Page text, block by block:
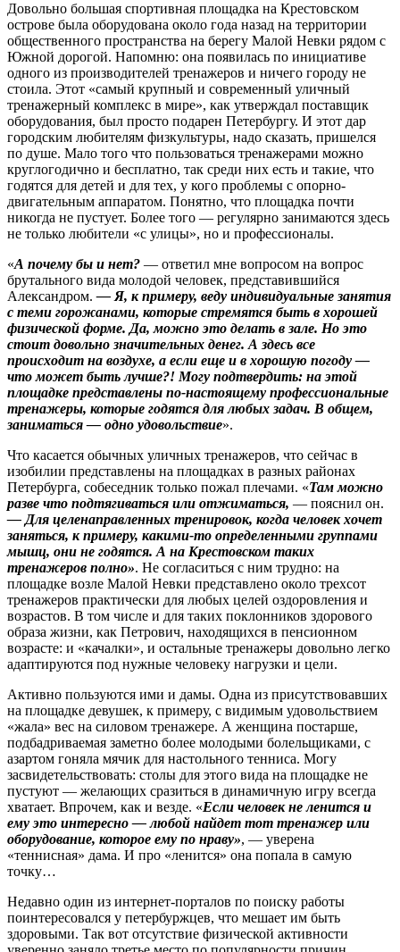
Довольно большая спортивная площадка на Крестовском
острове была оборудована около года назад на территории
общественного пространства на берегу Малой Невки рядом с
Южной дорогой. Напомню: она появилась по инициативе
одного из производителей тренажеров и ничего городу не
стоила. Этот «самый крупный и современный уличный
тренажерный комплекс в мире», как утверждал поставщик
оборудования, был просто подарен Петербургу. И этот дар
городским любителям физкультуры, надо сказать, пришелся
по душе. Мало того что пользоваться тренажерами можно
круглогодично и бесплатно, так среди них есть и такие, что
годятся для детей и для тех, у кого проблемы с опорно-
двигательным аппаратом. Понятно, что площадка почти
никогда не пустует. Более того — регулярно занимаются здесь
не только любители «с улицы», но и профессионалы.
«А почему бы и нет? — ответил мне вопросом на вопрос
брутального вида молодой человек, представившийся
Александром. — Я, к примеру, веду индивидуальные занятия
с теми горожанами, которые стремятся быть в хорошей
физической форме. Да, можно это делать в зале. Но это
стоит довольно значительных денег. А здесь все
происходит на воздухе, а если еще и в хорошую погоду —
что может быть лучше?! Могу подтвердить: на этой
площадке представлены по‑настоящему профессиональные
тренажеры, которые годятся для любых задач. В общем,
заниматься — одно удовольствие».
Что касается обычных уличных тренажеров, что сейчас в
изобилии представлены на площадках в разных районах
Петербурга, собеседник только пожал плечами. «Там можно
разве что подтягиваться или отжиматься, — пояснил он.
— Для целенаправленных тренировок, когда человек хочет
заняться, к примеру, какими‑то определенными группами
мышц, они не годятся. А на Крестовском таких
тренажеров полно». Не согласиться с ним трудно: на
площадке возле Малой Невки представлено около трехсот
тренажеров практически для любых целей оздоровления и
возрастов. В том числе и для таких поклонников здорового
образа жизни, как Петрович, находящихся в пенсионном
возрасте: и «качалки», и остальные тренажеры довольно легко
адаптируются под нужные человеку нагрузки и цели.
Активно пользуются ими и дамы. Одна из присутствовавших
на площадке девушек, к примеру, с видимым удовольствием
«жала» вес на силовом тренажере. А женщина постарше,
подбадриваемая заметно более молодыми болельщиками, с
азартом гоняла мячик для настольного тенниса. Могу
засвидетельствовать: столы для этого вида на площадке не
пустуют — желающих сразиться в динамичную игру всегда
хватает. Впрочем, как и везде. «Если человек не ленится и
ему это интересно — любой найдет тот тренажер или
оборудование, которое ему по нраву», — уверена
«теннисная» дама. И про «ленится» она попала в самую
точку…
Недавно один из интернет-порталов по поиску работы
поинтересовался у петербуржцев, что мешает им быть
здоровыми. Так вот отсутствие физической активности